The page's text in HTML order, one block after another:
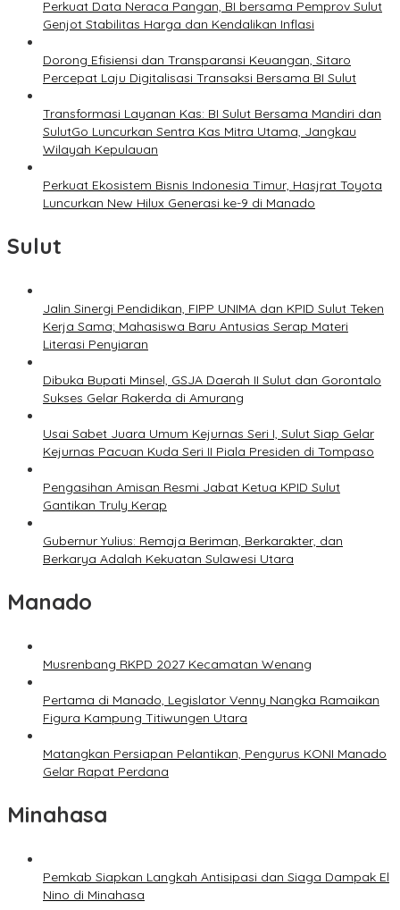
Perkuat Data Neraca Pangan, BI bersama Pemprov Sulut
Genjot Stabilitas Harga dan Kendalikan Inflasi
Dorong Efisiensi dan Transparansi Keuangan, Sitaro
Percepat Laju Digitalisasi Transaksi Bersama BI Sulut
Transformasi Layanan Kas: BI Sulut Bersama Mandiri dan
SulutGo Luncurkan Sentra Kas Mitra Utama, Jangkau
Wilayah Kepulauan
Perkuat Ekosistem Bisnis Indonesia Timur, Hasjrat Toyota
Luncurkan New Hilux Generasi ke-9 di Manado
Sulut
Jalin Sinergi Pendidikan, FIPP UNIMA dan KPID Sulut Teken
Kerja Sama; Mahasiswa Baru Antusias Serap Materi
Literasi Penyiaran
Dibuka Bupati Minsel, GSJA Daerah II Sulut dan Gorontalo
Sukses Gelar Rakerda di Amurang
Usai Sabet Juara Umum Kejurnas Seri I, Sulut Siap Gelar
Kejurnas Pacuan Kuda Seri II Piala Presiden di Tompaso
Pengasihan Amisan Resmi Jabat Ketua KPID Sulut
Gantikan Truly Kerap
Gubernur Yulius: Remaja Beriman, Berkarakter, dan
Berkarya Adalah Kekuatan Sulawesi Utara
Manado
Musrenbang RKPD 2027 Kecamatan Wenang
Pertama di Manado, Legislator Venny Nangka Ramaikan
Figura Kampung Titiwungen Utara
Matangkan Persiapan Pelantikan, Pengurus KONI Manado
Gelar Rapat Perdana
Minahasa
Pemkab Siapkan Langkah Antisipasi dan Siaga Dampak El
Nino di Minahasa